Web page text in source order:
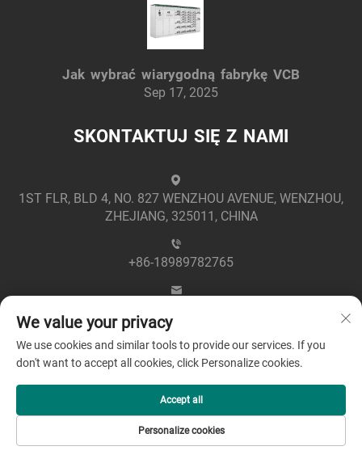
Jak wybrać wiarygodną fabrykę VCB
Sep 17, 2025
SKONTAKTUJ SIĘ Z NAMI
1ST FLR, BLD 4, NO. 827 WENZHOU AVENUE, WENZHOU,
ZHEJIANG, 325011, CHINA
+86-18989782765
Prawa autorskie © 2025 Zhejiang Greenpower Electric Co.,
Polityka prywatności
We value your privacy
We use cookies and similar tools to provide our services. If you
don't want to accept all cookies, click Personalize cookies.
Personalize cookies
Accept all